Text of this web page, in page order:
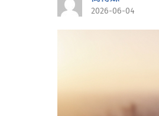
2026-06-04